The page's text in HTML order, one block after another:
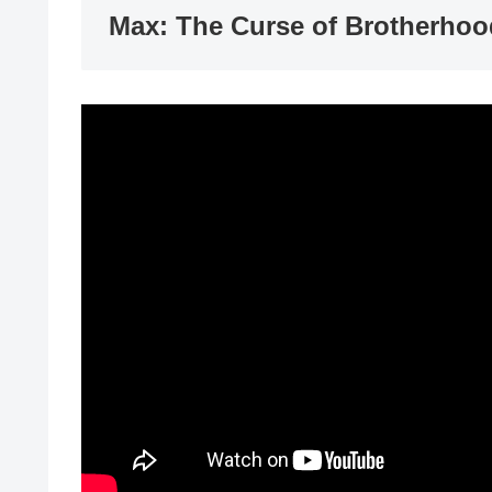
Max: The Curse of